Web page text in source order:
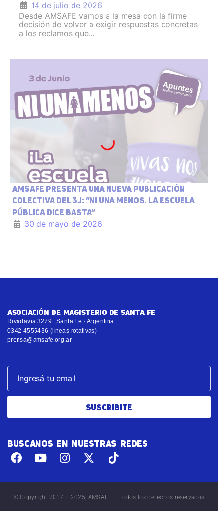
14 de julio de 2026
Desde AMSAFE vamos a la mesa con la firme
decisión de volver a exigir respuestas concretas
a los reclamos que...
AMSAFE PRESENTA UNA NUEVA PUBLICACIÓN
COLECTIVA DEL 3J: “NI UNA MENOS. LA ESCUELA
PÚBLICA DICE BASTA”
30 de mayo de 2026
ASOCIACIÓN DE MAGISTERIO DE SANTA FE
Rivadavia 3279 | Santa Fe · Argentina
0342 4555436 (líneas rotativas)
prensa@amsafe.org.ar
SUSCRIBITE
BUSCANOS EN NUESTRAS REDES
© Copyright 2017 – 2025, AMSAFE – Todos los derechos reservados